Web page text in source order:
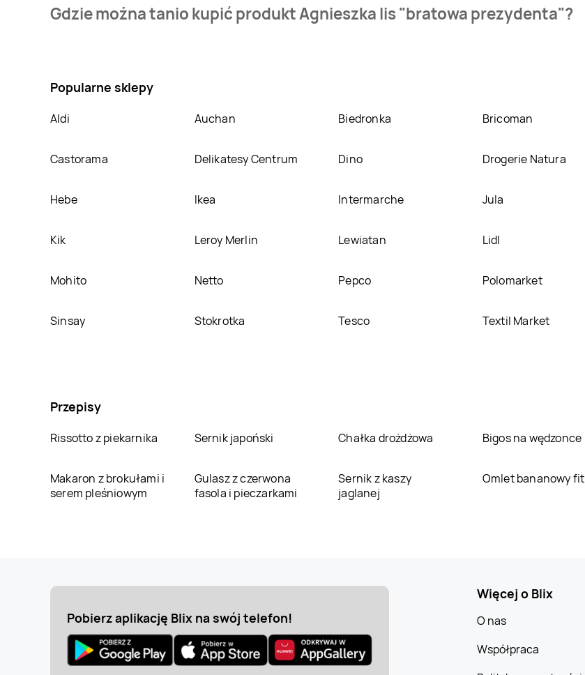
"bratowa prezydenta" kosztuje od 10 zł.
Gdzie można tanio kupić produkt Agnieszka lis "bratowa prezydenta"?
Popularne sklepy
Aldi Auchan Biedronka Bricoman
Castorama Delikatesy Centrum Dino Drogerie Natura
Hebe Ikea Intermarche Jula
Kik Leroy Merlin Lewiatan Lidl
Mohito Netto Pepco Polomarket
Sinsay Stokrotka Tesco Textil Market
Przepisy
Rissotto z piekarnika Sernik japoński Chałka drożdżowa Bigos na wędzonce
Makaron z brokułami i
serem pleśniowym
Gulasz z czerwona
fasola i pieczarkami
Sernik z kaszy
jaglanej
Omlet bananowy fit
Pobierz aplikację Blix na swój telefon!
Więcej o Blix
O nas
Współpraca